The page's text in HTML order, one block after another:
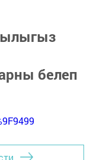
белеп